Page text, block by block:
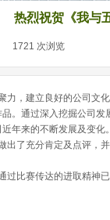
热烈祝贺《我与
1721 次浏览
，建立良好的公司文
。通过深入挖掘公司
年来的不断发展及变化
了充分肯定及点评，
比赛传达的进取精神